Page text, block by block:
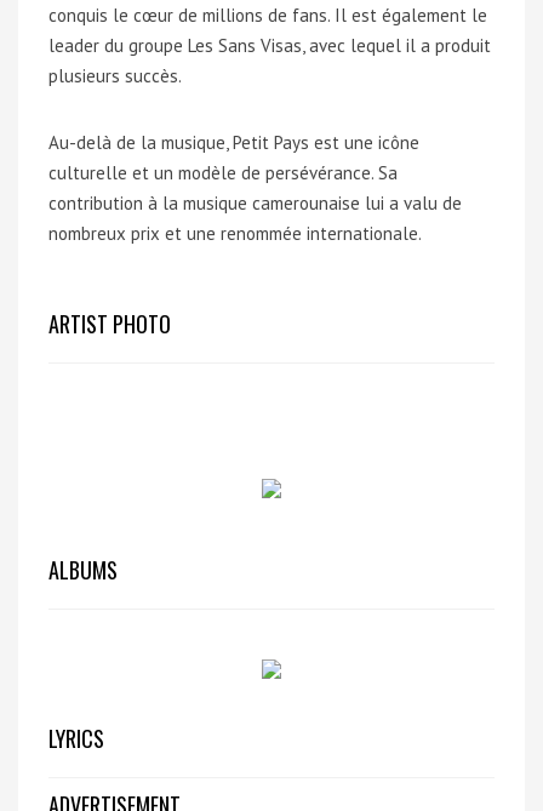
conquis le cœur de millions de fans. Il est également le
leader du groupe Les Sans Visas, avec lequel il a produit
plusieurs succès.
Au-delà de la musique, Petit Pays est une icône
culturelle et un modèle de persévérance. Sa
contribution à la musique camerounaise lui a valu de
nombreux prix et une renommée internationale.
ARTIST PHOTO
ALBUMS
LYRICS